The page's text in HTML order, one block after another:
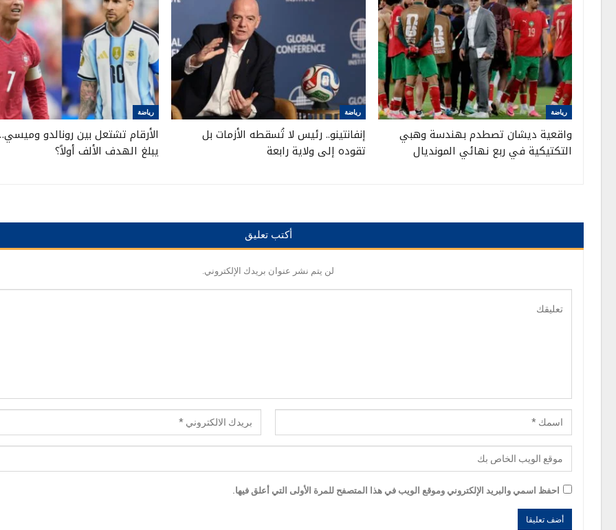
رياضة
واقعية ديشان تصطدم بهندسة وهبي
التكتيكية في ربع نهائي المونديال
رياضة
إنفانتينو.. رئيس لا تُسقطه الأزمات بل
تقوده إلى ولاية رابعة
رياضة
الأرقام تشتعل بين رونالدو
يبلغ الهدف الألف أولاً؟
أكتب تعليق
لن يتم نشر عنوان بريدك الإلكتروني.
احفظ اسمي والبريد الإلكتروني وموقع الويب في هذا المتصفح للمرة الأولى التي أعلق فيها.